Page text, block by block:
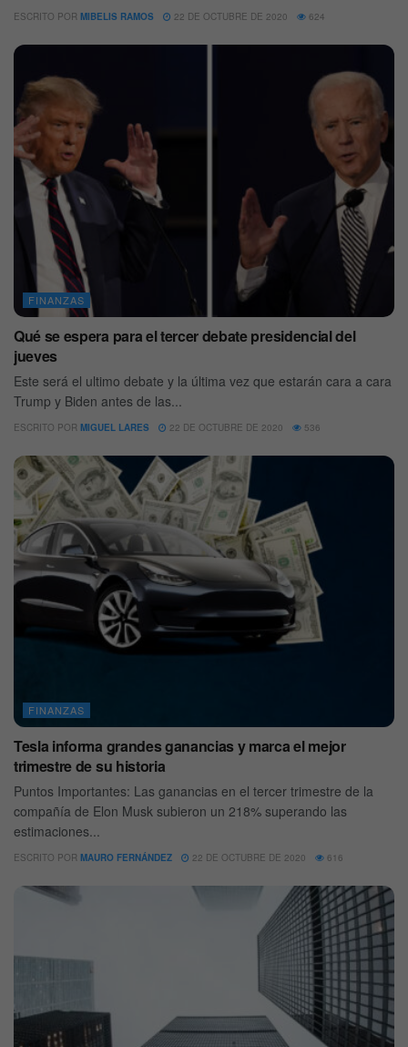
ESCRITO POR MIBELIS RAMOS 22 DE OCTUBRE DE 2020 624
FINANZAS
Qué se espera para el tercer debate presidencial del
jueves
Este será el ultimo debate y la última vez que estarán cara a cara
Trump y Biden antes de las...
ESCRITO POR MIGUEL LARES 22 DE OCTUBRE DE 2020 536
FINANZAS
Tesla informa grandes ganancias y marca el mejor
trimestre de su historia
Puntos Importantes: Las ganancias en el tercer trimestre de la
compañía de Elon Musk subieron un 218% superando las
estimaciones...
ESCRITO POR MAURO FERNÁNDEZ 22 DE OCTUBRE DE 2020 616